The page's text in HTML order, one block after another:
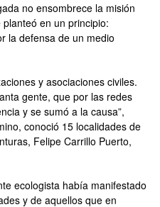
no ensombrece la misión
en un principio:
la defensa de un medio
y asociaciones civiles.
gente, que por las redes
y se sumó a la causa”,
conoció 15 localidades de
Felipe Carrillo Puerto,
ecologista había manifestado
y de aquellos que en